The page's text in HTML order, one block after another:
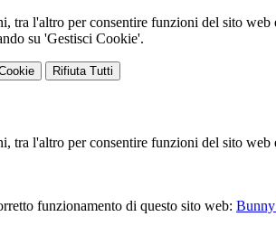
tra l'altro per consentire funzioni del sito
su 'Gestisci Cookie'.
Rifiuta Tutti
tra l'altro per consentire funzioni del sito
funzionamento di questo sito web: